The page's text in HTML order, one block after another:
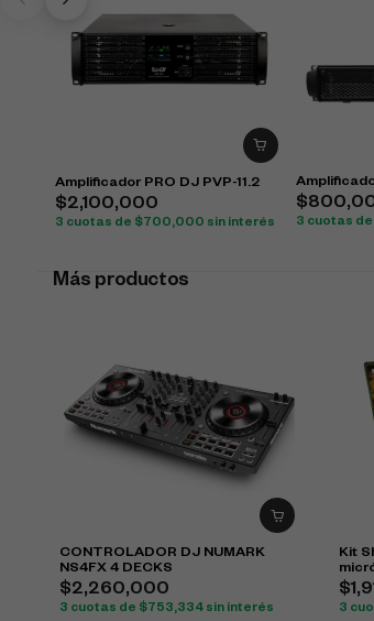
Amplificador PRO DJ PVP-11.2
$2,100,000
3 cuotas de $700,000 sin interés
$
3 cuotas de
Más productos
CONTROLADOR DJ NUMARK
NS4FX 4 DECKS
$2,260,000
3 cuotas de $ 753,334 sin interés
Kit
$
3